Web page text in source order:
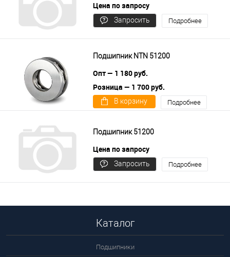
Цена по запросу
Запросить
Подробнее
Подшипник NTN 51200
Опт — 1 180 руб.
Розница — 1 700 руб.
В корзину Подробнее
Подшипник 51200
Цена по запросу
Запросить
Подробнее
Каталог
Подшипники